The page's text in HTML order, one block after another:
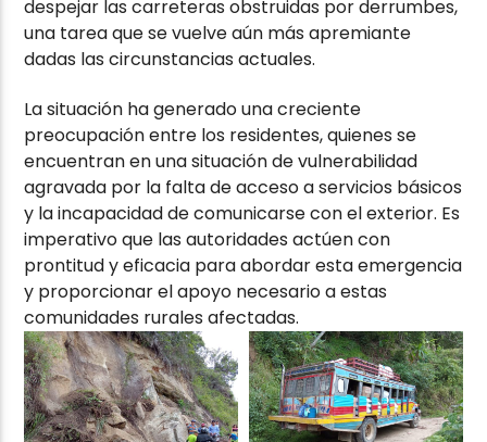
despejar las carreteras obstruidas por derrumbes,
una tarea que se vuelve aún más apremiante
dadas las circunstancias actuales.
La situación ha generado una creciente
preocupación entre los residentes, quienes se
encuentran en una situación de vulnerabilidad
agravada por la falta de acceso a servicios básicos
y la incapacidad de comunicarse con el exterior. Es
imperativo que las autoridades actúen con
prontitud y eficacia para abordar esta emergencia
y proporcionar el apoyo necesario a estas
comunidades rurales afectadas.